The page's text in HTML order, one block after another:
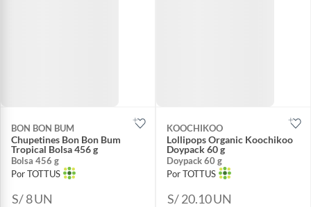
BON BON BUM
Chupetines Bon Bon Bum
Tropical Bolsa 456 g
Bolsa 456 g
Por TOTTUS
S/ 8UN
KOOCHIKOO
Lollipops Organic Koochikoo
Doypack 60 g
Doypack 60 g
Por TOTTUS
S/ 20.10UN